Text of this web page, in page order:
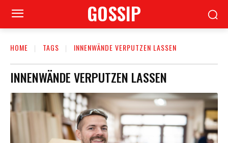
GOSSIP
HOME TAGS INNENWÄNDE VERPUTZEN LASSEN
INNENWÄNDE VERPUTZEN LASSEN